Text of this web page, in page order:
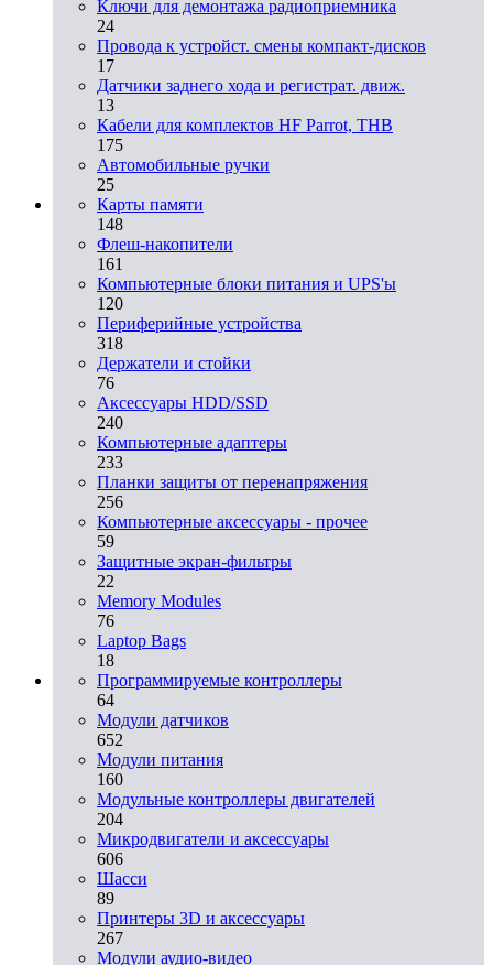
Ключи для демонтажа радиоприемника
24
Провода к устройст. смены компакт-дисков
17
Датчики заднего хода и регистрат. движ.
13
Кабели для комплектов HF Parrot, THB
175
Автомобильные ручки
25
Карты памяти
148
Флеш-накопители
161
Компьютерные блоки питания и UPS'ы
120
Периферийные устройства
318
Держатели и стойки
76
Аксессуары HDD/SSD
240
Компьютерные адаптеры
233
Планки защиты от перенапряжения
256
Компьютерные аксессуары - прочее
59
Защитные экран-фильтры
22
Memory Modules
76
Laptop Bags
18
Программируемые контроллеры
64
Модули датчиков
652
Модули питания
160
Модульные контроллеры двигателей
204
Микродвигатели и аксессуары
606
Шасси
89
Принтеры 3D и аксессуары
267
Модули аудио-видео